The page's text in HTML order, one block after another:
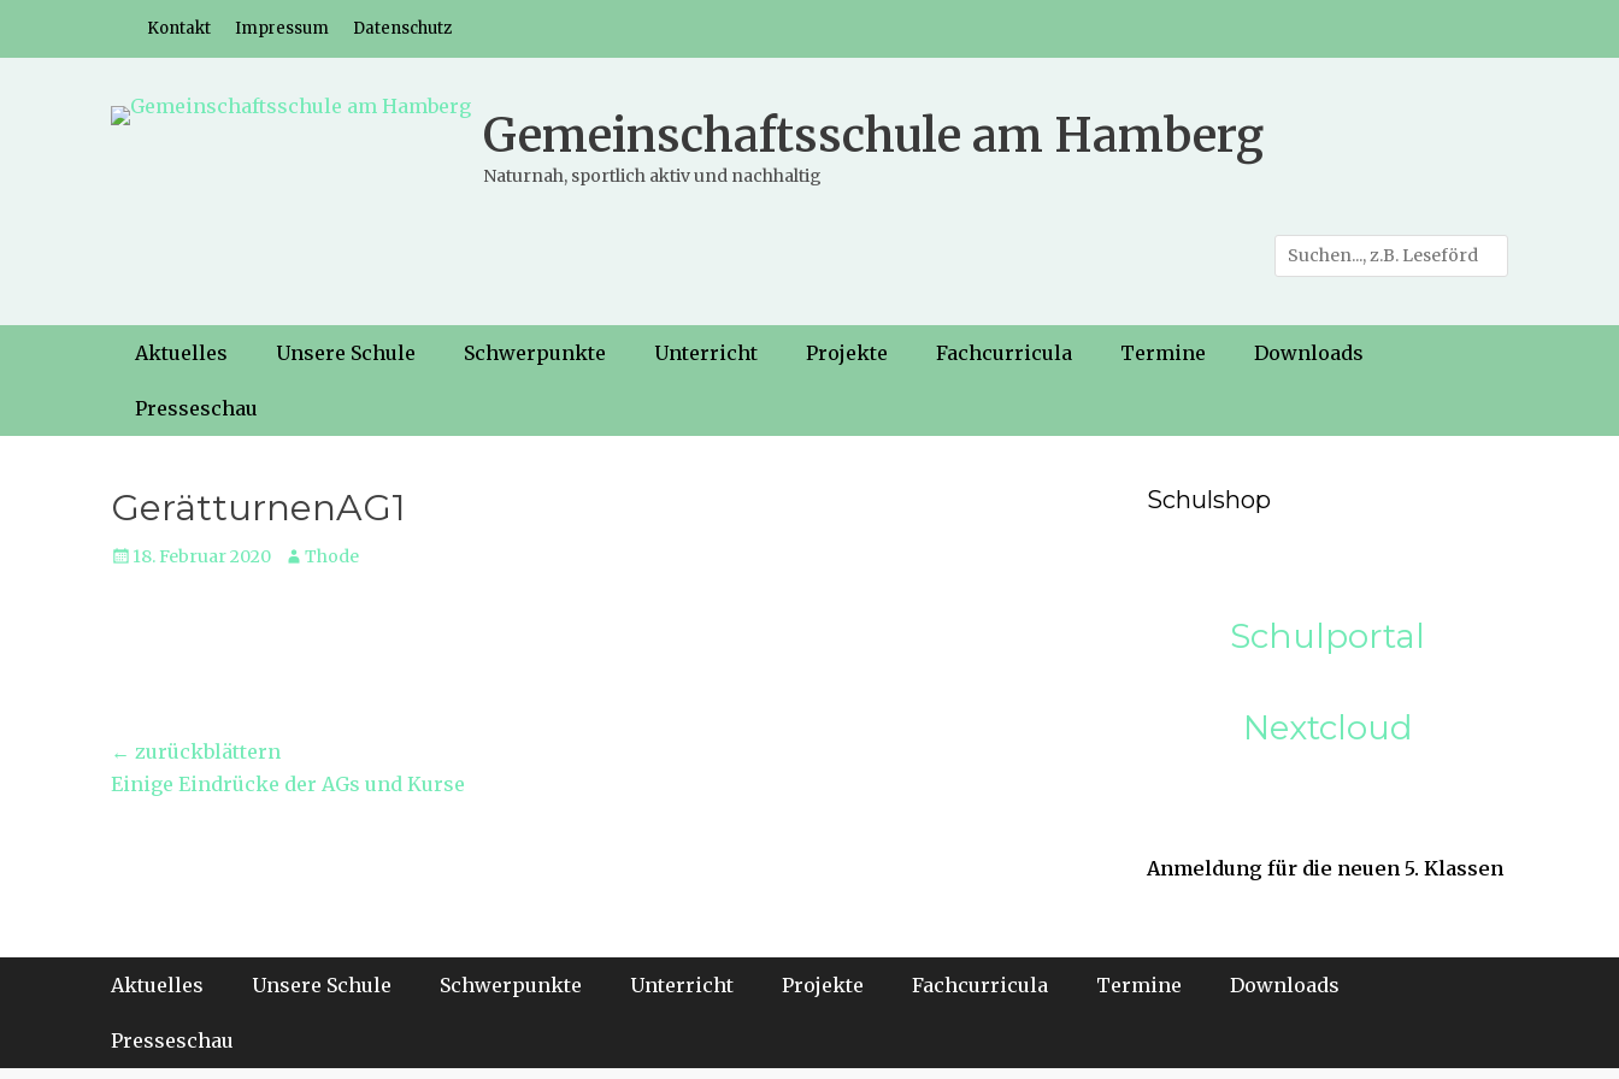
Header-Menü
Weiter
Kontakt Impressum Datenschutz
Gemeinschaftsschule am Hamberg
Naturnah, sportlich aktiv und nachhaltig
Suche
nach:
Hauptmenü
Weiter
Inhalt
Aktuelles Unsere Schule Schwerpunkte Unterricht Projekte Fachcurricula Termine Downloads
Presseschau
GerätturnenAG1
Veröffentlicht
18. Februar 2020 Autor
Thode
Beitragsnavigation
← zurückblättern
Vorheriger
Einige Eindrücke der AGs und Kurse
Schulshop
Schulportal
Nextcloud
Anmeldung für die neuen 5. Klassen
Footer-Menü
Weiter
Inhalt
Aktuelles Unsere Schule Schwerpunkte Unterricht Projekte Fachcurricula Termine Downloads
Presseschau